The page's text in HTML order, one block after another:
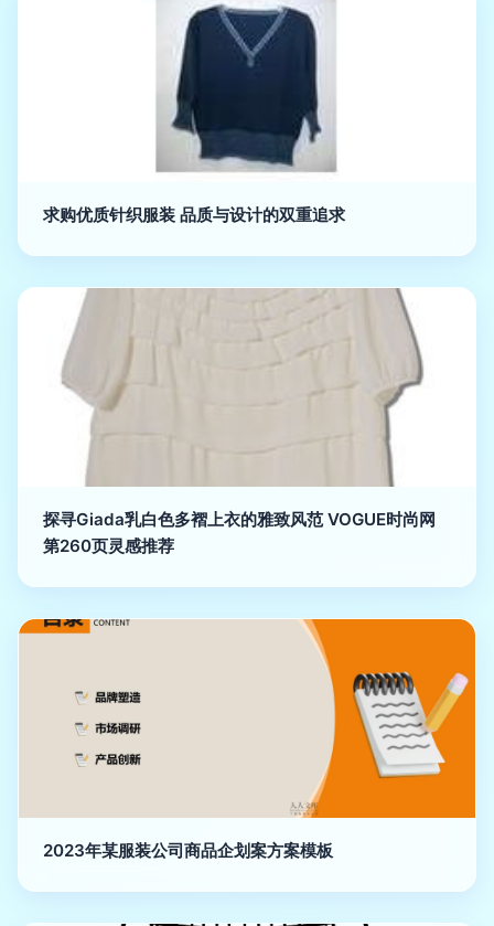
求购优质针织服装 品质与设计的双重追求
探寻Giada乳白色多褶上衣的雅致风范 VOGUE时尚网
第260页灵感推荐
2023年某服装公司商品企划案方案模板